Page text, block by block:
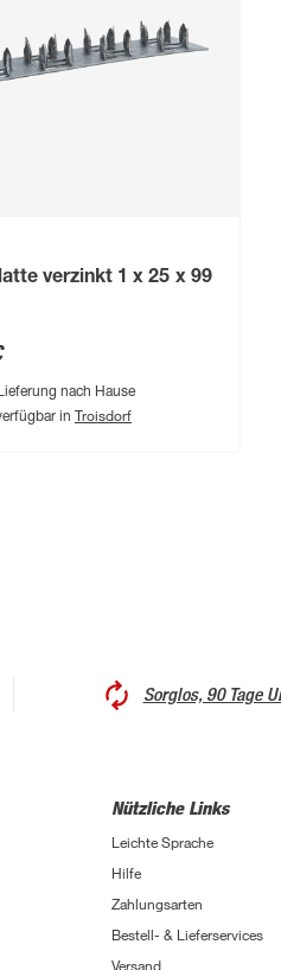
verzinkt 1 x 25 x 99
nach Hause
in Troisdorf
Sorglos, 90 Tage
Nützliche Links
Leichte Sprache
Hilfe
Zahlungsarten
Bestell- & Lieferservices
Versand